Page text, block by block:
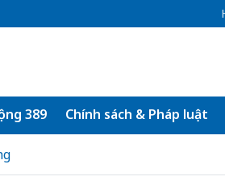
389 Chính sách & Pháp luật